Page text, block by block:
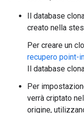
Il database
creato nella
Per creare un
recupero point-
Il database
Per
verrà criptato
origine,